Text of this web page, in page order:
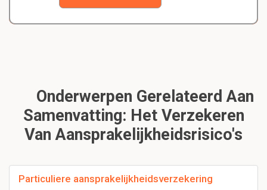
Onderwerpen Gerelateerd Aan
Samenvatting: Het Verzekeren
Van Aansprakelijkheidsrisico's
Particuliere aansprakelijkheidsverzekering